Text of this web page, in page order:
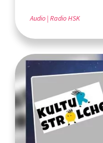
Audio Radio HSK